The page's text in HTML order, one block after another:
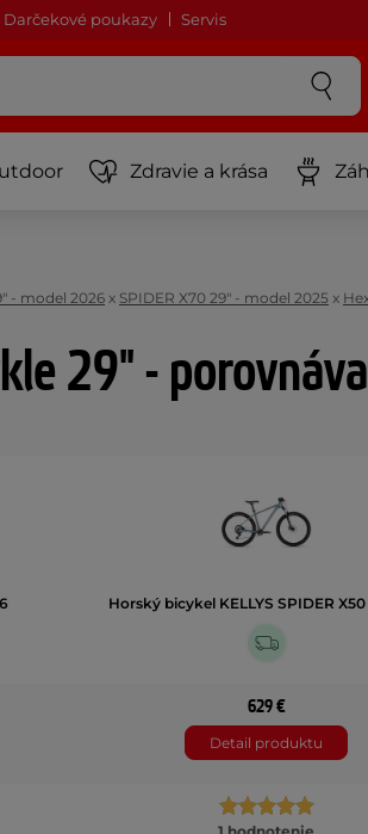
Darčekové poukazy Servis
Zdravie a krása
- model 2026 x SPIDER X70 29" - model 2025 x
29" -
Horský bicykel KELLYS SPIDER X50
629 €
Detail produktu